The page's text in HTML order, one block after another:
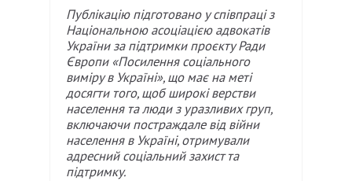
Публікацію підготовано у співпраці з
Національною асоціацією адвокатів
України за підтримки проєкту Ради
Європи «Посилення соціального
виміру в Україні», що має на меті
досягти того, щоб широкі верстви
населення та люди з уразливих груп,
включаючи постраждале від війни
населення в Україні, отримували
адресний соціальний захист та
підтримку.